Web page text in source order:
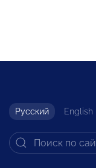
Русский English